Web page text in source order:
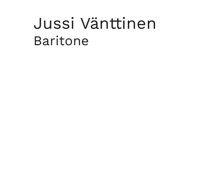
Jussi Vänttinen
Baritone